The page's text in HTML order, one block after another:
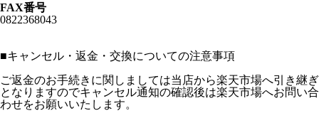
FAX番号
0822368043
■キャンセル・返金・交換についての注意事項
ご返金のお手続きに関しましては当店から楽天市場へ引き継ぎ
となりますのでキャンセル通知の確認後は楽天市場へお問い合
わせをお願いいたします。